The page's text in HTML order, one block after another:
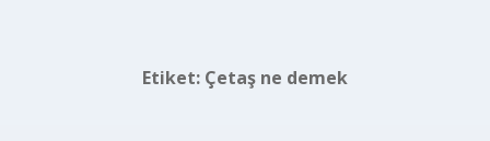
Etiket: Çetaş ne demek